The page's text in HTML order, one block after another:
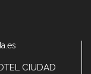
CIUDAD